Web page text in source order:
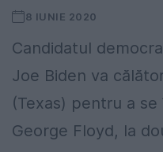
8 IUNIE 2020
Candidatul
Joe Biden va
(Texas) pentru a
George Floyd, la